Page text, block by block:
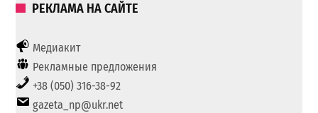
РЕКЛАМА НА САЙТЕ
Медиакит
Рекламные предложения
+38 (050) 316-38-92
gazeta_np@ukr.net